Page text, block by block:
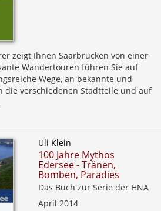
zeigt Ihnen Saarbrücken von einer
Wandertouren führen Sie auf
Wege, an bekannte und
die verschiedenen Stadtteile und auf
Uli Klein
100 Jahre Mythos
Edersee - Tränen,
Bomben, Paradies
Das Buch zur Serie der HNA
April 2014